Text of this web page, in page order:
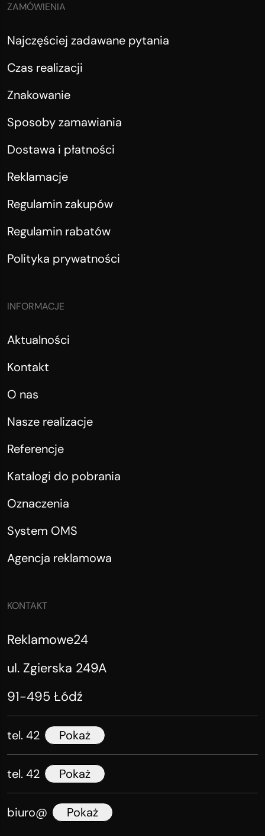
ZAMÓWIENIA
Najczęściej zadawane pytania
Czas realizacji
Znakowanie
Sposoby zamawiania
Dostawa i płatności
Reklamacje
Regulamin zakupów
Regulamin rabatów
Polityka prywatności
INFORMACJE
Aktualności
Kontakt
O nas
Nasze realizacje
Referencje
Katalogi do pobrania
Oznaczenia
System OMS
Agencja reklamowa
KONTAKT
Reklamowe24
ul. Zgierska 249A
91-495 Łódź
tel. 42 Pokaż
tel. 42 Pokaż
biuro@ Pokaż